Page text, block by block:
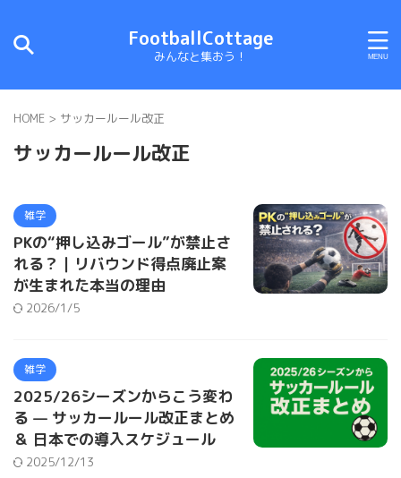
FootballCottage
みんなと集おう！
HOME > サッカールール改正
サッカールール改正
雑学
PKの“押し込みゴール”が禁止さ
れる？｜リバウンド得点廃止案
が生まれた本当の理由
2026/1/5
雑学
2025/26シーズンからこう変わ
る — サッカールール改正まとめ
＆ 日本での導入スケジュール
2025/12/13